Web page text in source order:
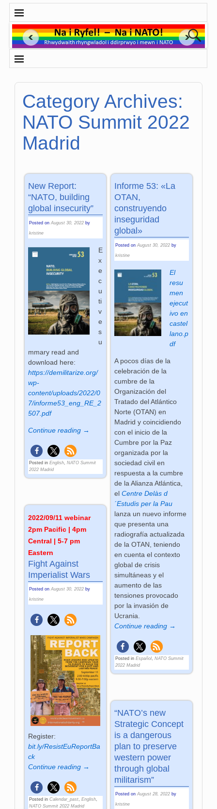
Category Archives:
NATO Summit 2022
Madrid
New Report:
“NATO, building
global insecurity”
Posted onAugust 30, 2022 by
kristine
E
x
e
c
u
ti
v
e
s
u
mmary read and
download here:
https://demilitarize.org/
wp-
content/uploads/2022/0
7/informe53_eng_RE_2
507.pdf
Continue reading →
Posted in English ,NATO Summit
2022 Madrid
Informe 53: «La
OTAN,
construyendo
inseguridad
global»
Posted on August 30, 2022 by
kristine
El
resu
men
ejecut
ivo en
castel
lano.p
df
A pocos días de la
celebración de la
cumbre de la
Organización del
Tratado del Atlántico
Norte (OTAN) en
Madrid y coincidiendo
con el inicio de la
Cumbre por la Paz
organizada por la
sociedad civil en
respuesta a la cumbre
de la Alianza Atlántica,
el Centre Delàs d
´Estudis per la Pau
lanza un nuevo informe
que presenta una
radiografía actualizada
de la OTAN, teniendo
en cuenta el contexto
global de crisis
simultáneas y el
aumento de las
tensiones provocado
por la invasión de
Ucrania.
Continue reading →
Posted in Español, NATO Summit
2022 Madrid
2022/09/11 webinar
2pm Pacific | 4pm
Central | 5-7 pm
Eastern
Fight Against
Imperialist Wars
Posted onAugust 30, 2022 by
kristine
Register:
bit.ly/ResistEuReportBa
ck
Continue reading →
Posted in Calendar_past ,English
NATO Summit 2022 Madrid
“NATO’s new
Strategic Concept
is a dangerous
plan to preserve
western power
through global
militarism”
Posted on August 28, 2022 by
kristine